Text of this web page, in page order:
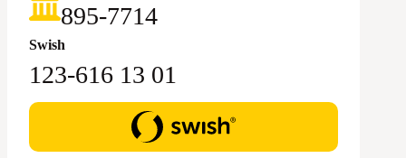
895-7714‬
Swish
123-616 13 01